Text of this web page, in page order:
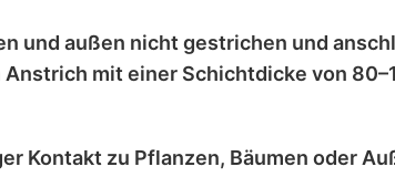
und außen nicht gestrichen und
Anstrich mit einer Schichtdicke von
Kontakt zu Pflanzen, Bäumen oder